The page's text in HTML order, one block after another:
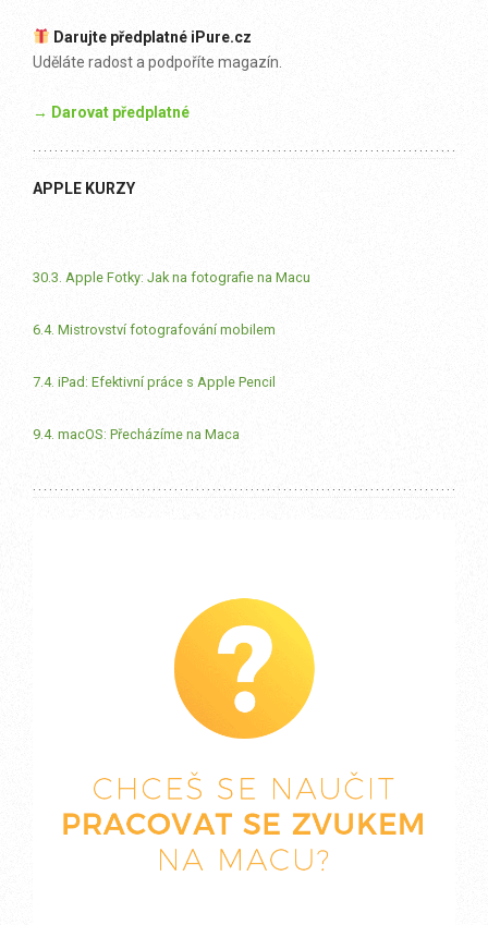
Darujte předplatné iPure.cz
Uděláte radost a podpoříte magazín.
→ Darovat předplatné
APPLE KURZY
30.3. Apple Fotky: Jak na fotografie na Macu
6.4. Mistrovství fotografování mobilem
7.4. iPad: Efektivní práce s Apple Pencil
9.4. macOS: Přecházíme na Maca